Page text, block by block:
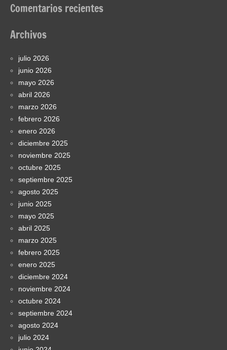
Comentarios recientes
Archivos
julio 2026
junio 2026
mayo 2026
abril 2026
marzo 2026
febrero 2026
enero 2026
diciembre 2025
noviembre 2025
octubre 2025
septiembre 2025
agosto 2025
junio 2025
mayo 2025
abril 2025
marzo 2025
febrero 2025
enero 2025
diciembre 2024
noviembre 2024
octubre 2024
septiembre 2024
agosto 2024
julio 2024